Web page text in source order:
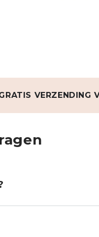
VERZENDING VANAF